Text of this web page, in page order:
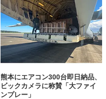
熊本にエアコン300台即日納品、
ビックカメラに称賛「大ファイ
ンプレー」